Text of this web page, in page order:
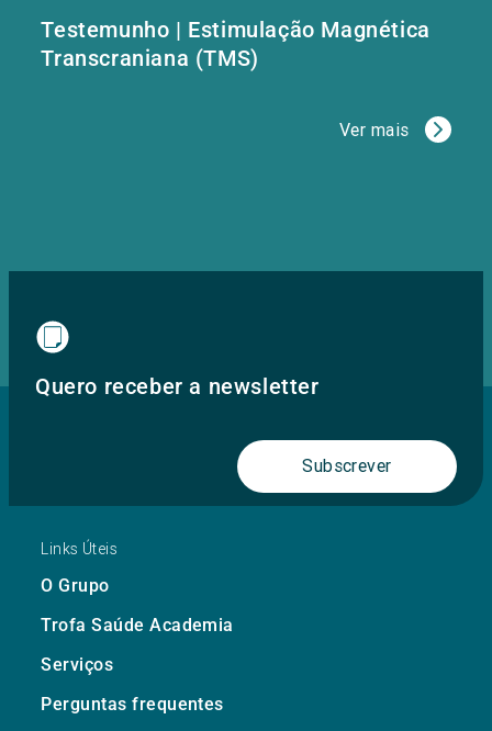
Testemunho | Estimulação Magnética
Transcraniana (TMS)
Ver mais
Quero receber a newsletter
Subscrever
Links Úteis
O Grupo
Trofa Saúde Academia
Serviços
Perguntas frequentes